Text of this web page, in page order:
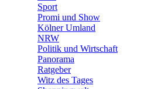
Sport
Promi und Show
Kölner Umland
NRW
Politik und Wirtschaft
Panorama
Ratgeber
Witz des Tages